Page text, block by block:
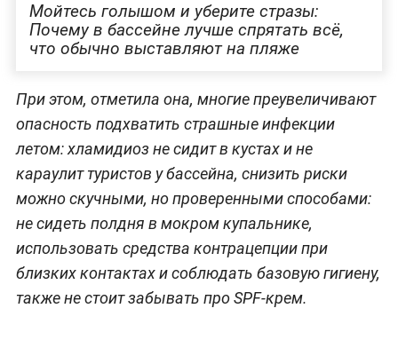
Мойтесь голышом и уберите стразы:
Почему в бассейне лучше спрятать всё,
что обычно выставляют на пляже
При этом, отметила она, многие преувеличивают
опасность подхватить страшные инфекции
летом: хламидиоз не сидит в кустах и не
караулит туристов у бассейна, снизить риски
можно скучными, но проверенными способами:
не сидеть полдня в мокром купальнике,
использовать средства контрацепции при
близких контактах и соблюдать базовую гигиену,
также не стоит забывать про SPF-крем.